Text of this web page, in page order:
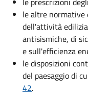
le altre normative
dell'attività
antisismiche, di
e sull'efficienza
le disposizioni
del paesaggio di
42.